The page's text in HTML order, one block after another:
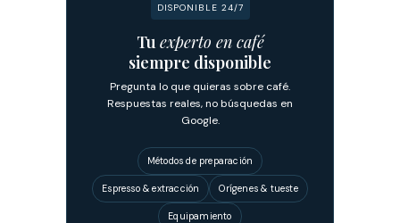
DISPONIBLE 24/7
Tu experto en café
siempre disponible
Pregunta lo que quieras sobre café.
Respuestas reales, no búsquedas en
Google.
Métodos de preparación
Espresso & extracción Orígenes & tueste
Equipamiento